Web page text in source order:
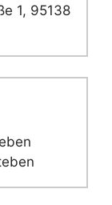
1, 95138